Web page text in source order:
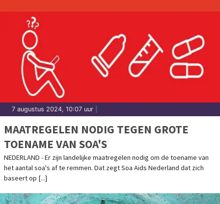
7 augustus 2024, 10:07 uur
MAATREGELEN NODIG TEGEN GROTE
TOENAME VAN SOA'S
NEDERLAND - Er zijn landelijke maatregelen nodig om de toename van
het aantal soa's af te remmen. Dat zegt Soa Aids Nederland dat zich
baseert op [...]